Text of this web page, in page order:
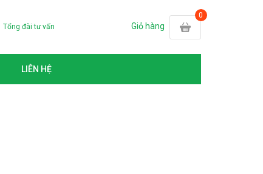
Tổng đài tư vấn Giỏ hàng
LIÊN HỆ